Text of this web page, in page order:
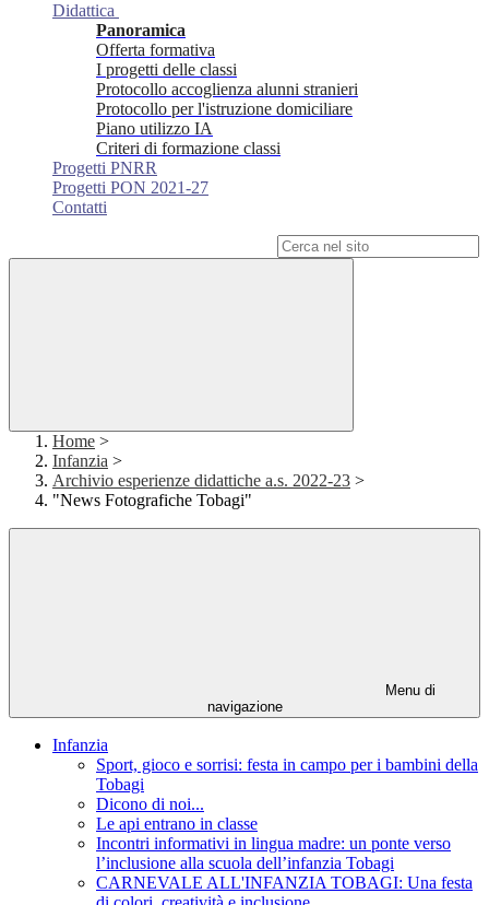
Didattica
Panoramica
Offerta formativa
I progetti delle classi
Protocollo accoglienza alunni stranieri
Protocollo per l'istruzione domiciliare
Piano utilizzo IA
Criteri di formazione classi
Progetti PNRR
Progetti PON 2021-27
Contatti
Home >
Infanzia >
Archivio esperienze didattiche a.s. 2022-23 >
"News Fotografiche Tobagi"
Menu di
navigazione
Infanzia
Sport, gioco e sorrisi: festa in campo per i bambini della
Tobagi
Dicono di noi...
Le api entrano in classe
Incontri informativi in lingua madre: un ponte verso
l’inclusione alla scuola dell’infanzia Tobagi
CARNEVALE ALL'INFANZIA TOBAGI: Una festa